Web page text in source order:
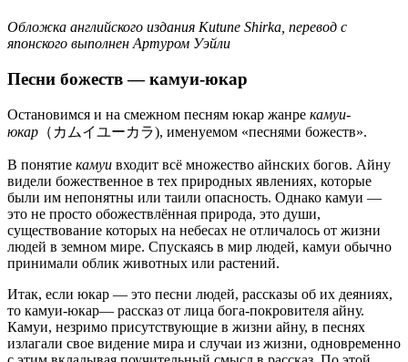
Обложка английского издания Kutune Shirka, перевод с
японского выполнен Артуром Уэйли
Песни божеств — камуи-юкар
Остановимся и на смежном песням юкар жанре камуи-
юкар （カムイユーカラ), именуемом «песнями божеств».
В понятие камуи входит всё множество айнских богов. Айну
видели божественное в тех природных явлениях, которые
были им непонятны или таили опасность. Однако камуи —
это не просто обожествлённая природа, это души,
существование которых на небесах не отличалось от жизни
людей в земном мире. Спускаясь в мир людей, камуи обычно
принимали облик животных или растений.
Итак, если юкар — это песни людей, рассказы об их деяниях,
то камуи-юкар— рассказ от лица бога-покровителя айну.
Камуи, незримо присутствующие в жизни айну, в песнях
излагали свое видение мира и случаи из жизни, одновременно